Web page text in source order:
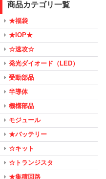
商品カテゴリ一覧
★福袋
★IOP★
☆速攻☆
発光ダイオード（LED）
受動部品
半導体
機構部品
モジュール
★バッテリー
☆キット
☆トランジスタ
★集積回路